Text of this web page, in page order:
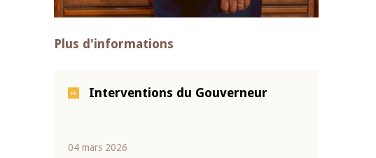
Plus d'informations
Interventions du Gouverneur
04 mars 2026